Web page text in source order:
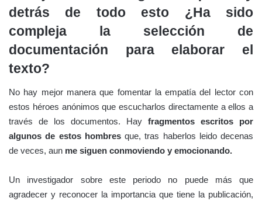
detrás de todo esto ¿Ha sido
compleja la selección de
documentación para elaborar el
texto?
No hay mejor manera que fomentar la empatía del lector con
estos héroes anónimos que escucharlos directamente a ellos a
través de los documentos. Hay fragmentos escritos por
algunos de estos hombresque, tras haberlos leido decenas
de veces, aun me siguen conmoviendo y emocionando.
Un investigador sobre este periodo no puede más que
agradecer y reconocer la importancia que tiene la publicación,